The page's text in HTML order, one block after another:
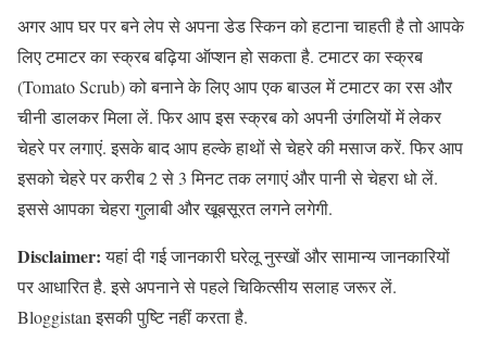
अगर आप घर पर बने लेप से अपना डेड स्किन को हटाना चाहती है तो आपके
लिए टमाटर का स्क्रब बढ़िया ऑप्शन हो सकता है. टमाटर का स्क्रब
(Tomato Scrub) को बनाने के लिए आप एक बाउल में टमाटर का रस और
चीनी डालकर मिला लें. फिर आप इस स्क्रब को अपनी उंगलियों में लेकर
चेहरे पर लगाएं. इसके बाद आप हल्के हाथों से चेहरे की मसाज करें. फिर आप
इसको चेहरे पर करीब 2 से 3 मिनट तक लगाएं और पानी से चेहरा धो लें.
इससे आपका चेहरा गुलाबी और खूबसूरत लगने लगेगी.
Disclaimer:यहां दी गई जानकारी घरेलू नुस्खों और सामान्य जानकारियों
पर आधारित है. इसे अपनाने से पहले चिकित्सीय सलाह जरूर लें.
Bloggistan इसकी पुष्टि नहीं करता है.